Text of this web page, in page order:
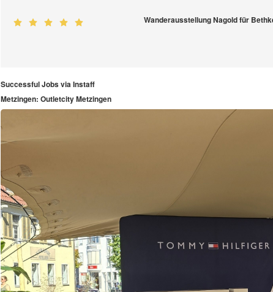
Wanderausstellung Nagold für
Successful Jobs via Instaff
Metzingen: Outletcity Metzingen